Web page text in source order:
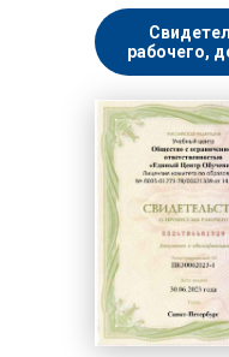
рабочего,